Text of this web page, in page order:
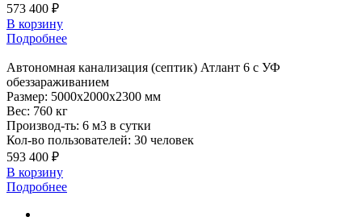
573 400 ₽
В корзину
Подробнее
Автономная канализация (септик) Атлант 6 с УФ
обеззараживанием
Размер: 5000x2000x2300 мм
Вес: 760 кг
Производ-ть: 6 м3 в сутки
Кол-во пользователей: 30 человек
593 400 ₽
В корзину
Подробнее